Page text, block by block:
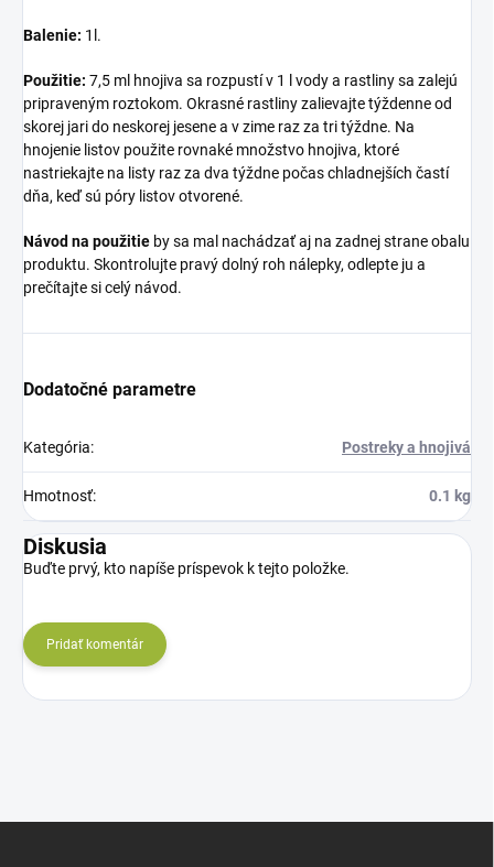
Balenie: 1l.
Použitie: 7,5 ml hnojiva sa rozpustí v 1 l vody a rastliny sa zalejú
pripraveným roztokom. Okrasné rastliny zalievajte týždenne od
skorej jari do neskorej jesene a v zime raz za tri týždne. Na
hnojenie listov použite rovnaké množstvo hnojiva, ktoré
nastriekajte na listy raz za dva týždne počas chladnejších častí
dňa, keď sú póry listov otvorené.
Návod na použitie by sa mal nachádzať aj na zadnej strane obalu
produktu. Skontrolujte pravý dolný roh nálepky, odlepte ju a
prečítajte si celý návod.
Dodatočné parametre
Kategória: Postreky a hnojivá
Hmotnosť: 0.1 kg
Diskusia
Buďte prvý, kto napíše príspevok k tejto položke.
Pridať komentár